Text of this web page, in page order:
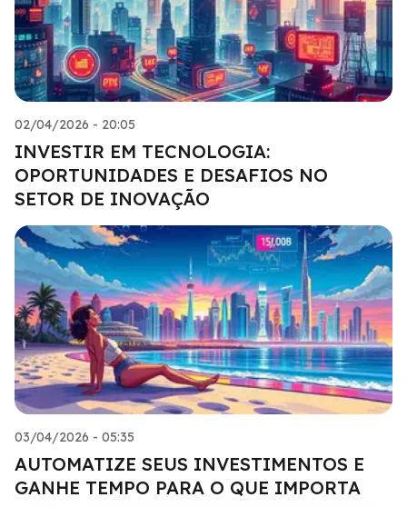
02/04/2026 - 20:05
INVESTIR EM TECNOLOGIA:
OPORTUNIDADES E DESAFIOS NO
SETOR DE INOVAÇÃO
03/04/2026 - 05:35
AUTOMATIZE SEUS INVESTIMENTOS E
GANHE TEMPO PARA O QUE IMPORTA